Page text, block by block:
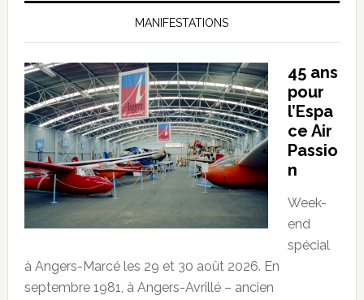
MANIFESTATIONS
45 ans
pour
l’Espa
ce Air
Passio
n
Week-
end
spécial
à Angers-Marcé les 29 et 30 août 2026. En
septembre 1981, à Angers-Avrillé – ancien